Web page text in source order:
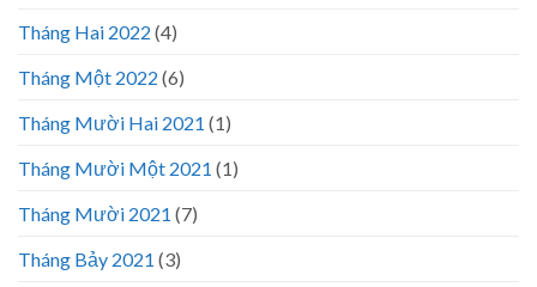
Tháng Hai 2022 (4)
Tháng Một 2022 (6)
Tháng Mười Hai 2021 (1)
Tháng Mười Một 2021 (1)
Tháng Mười 2021 (7)
Tháng Bảy 2021 (3)